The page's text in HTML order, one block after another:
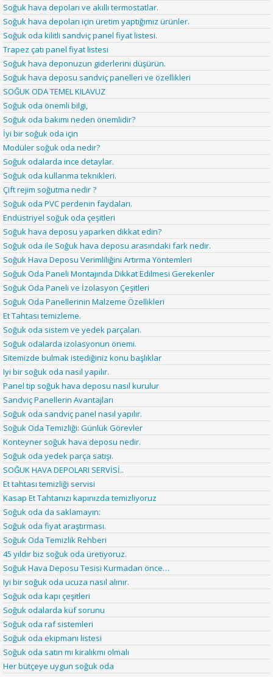
Soğuk hava depoları ve akıllı termostatlar.
Soğuk hava depoları için üretim yaptığımız ürünler.
Soğuk oda kilitli sandviç panel fiyat listesi.
Trapez çatı panel fiyat listesi
Soğuk hava deponuzun giderlerini düşürün.
Soğuk hava deposu sandviç panelleri ve özellikleri
SOĞUK ODA TEMEL KILAVUZ
Soğuk oda önemli bilgi,
Soğuk oda bakımı neden önemlidir?
İyi bir soğuk oda için
Modüler soğuk oda nedir?
Soğuk odalarda ince detaylar.
Soğuk oda kullanma teknikleri.
Çift rejim soğutma nedir ?
Soğuk oda PVC perdenin faydaları.
Endüstriyel soğuk oda çeşitleri
Soğuk hava deposu yaparken dikkat edin?
Soğuk oda ile Soğuk hava deposu arasındaki fark nedir.
Soğuk Hava Deposu Verimliliğini Artırma Yöntemleri
Soğuk Oda Paneli Montajında Dikkat Edilmesi Gerekenler
Soğuk Oda Paneli ve İzolasyon Çeşitleri
Soğuk Oda Panellerinin Malzeme Özellikleri
Et Tahtası temizleme.
Soğuk oda sistem ve yedek parçaları.
Soğuk odalarda izolasyonun önemi.
Sitemizde bulmak istediğiniz konu başlıklar
Iyi bir soğuk oda nasıl yapılır.
Panel tip soğuk hava deposu nasıl kurulur
Sandviç Panellerin Avantajları
Soğuk oda sandviç panel nasıl yapılır.
Soğuk Oda Temizliği: Günlük Görevler
Konteyner soğuk hava deposu nedir.
Soğuk oda yedek parça satışı.
SOĞUK HAVA DEPOLARI SERVİSİ..
Et tahtası temizliği servisi
Kasap Et Tahtanızı kapınızda temizliyoruz
Soğuk oda da saklamayın:
Soğuk oda fiyat araştırması.
Soğuk Oda Temizlik Rehberi
45 yıldır biz soğuk oda üretiyoruz.
Soğuk Hava Deposu Tesisi Kurmadan önce…
Iyi bir soğuk oda ucuza nasıl alınır.
Soğuk oda kapı çeşitleri
Soğuk odalarda küf sorunu
Soğuk oda raf sistemleri
Soğuk oda ekipmanı listesi
Soğuk oda satın mı kiralıkmı olmalı
Her bütçeye uygun soğuk oda